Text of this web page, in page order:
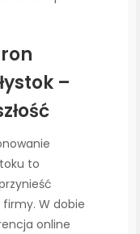
–
to
W dobie
online